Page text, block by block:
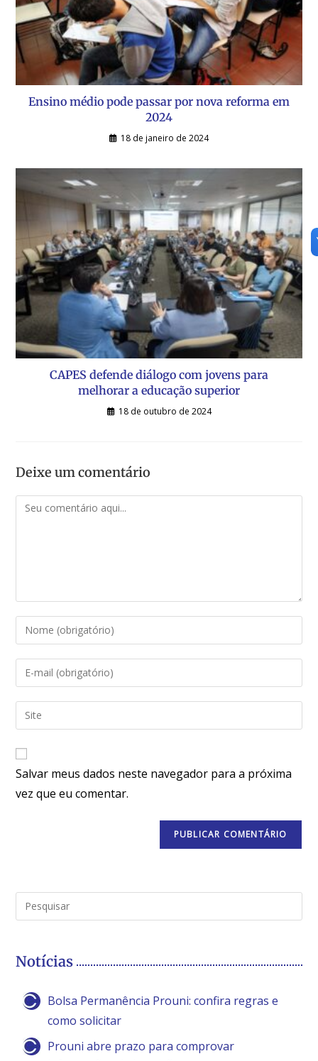
Ensino médio pode passar por nova reforma em
2024
18 de janeiro de 2024
CAPES defende diálogo com jovens para
melhorar a educação superior
18 de outubro de 2024
Deixe um comentário
Salvar meus dados neste navegador para a próxima
vez que eu comentar.
Notícias
Bolsa Permanência Prouni: confira regras e
como solicitar
Prouni abre prazo para comprovar